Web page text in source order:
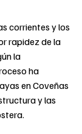
corrientes y los
rapidez de la
la
ha
en Coveñas
y las